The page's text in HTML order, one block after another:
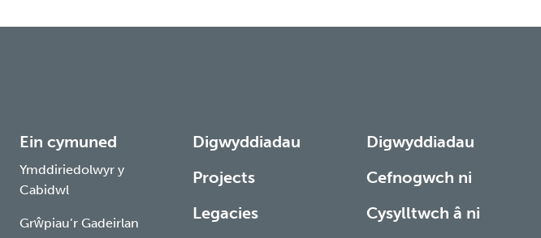
Ein cymuned
Ymddiriedolwyr y
Cabidwl
Grŵpiau’r Gadeirlan
Digwyddiadau
Projects
Legacies
Digwyddiadau
Cefnogwch ni
Cysylltwch â ni